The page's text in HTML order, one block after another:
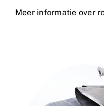
Meer informatie over